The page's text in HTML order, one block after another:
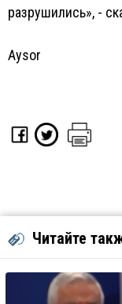
разрушились», -
Aysor
Читайте